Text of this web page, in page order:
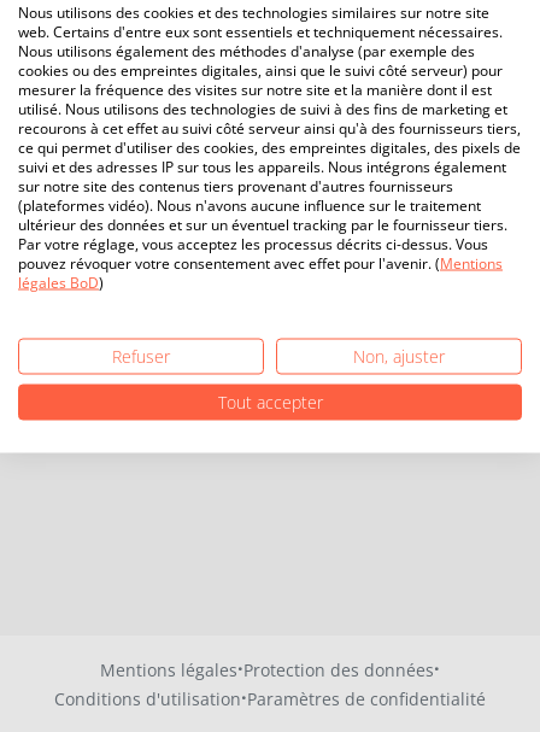
Mentions légales·Protection des données·
Conditions d'utilisation·Paramètres de confidentialité
Nous utilisons des cookies et des technologies similaires sur notre site
web. Certains d'entre eux sont essentiels et techniquement nécessaires.
Nous utilisons également des méthodes d'analyse (par exemple des
cookies ou des empreintes digitales, ainsi que le suivi côté serveur) pour
mesurer la fréquence des visites sur notre site et la manière dont il est
utilisé. Nous utilisons des technologies de suivi à des fins de marketing et
recourons à cet effet au suivi côté serveur ainsi qu'à des fournisseurs tiers,
ce qui permet d'utiliser des cookies, des empreintes digitales, des pixels de
suivi et des adresses IP sur tous les appareils. Nous intégrons également
sur notre site des contenus tiers provenant d'autres fournisseurs
(plateformes vidéo). Nous n'avons aucune influence sur le traitement
ultérieur des données et sur un éventuel tracking par le fournisseur tiers.
Par votre réglage, vous acceptez les processus décrits ci-dessus. Vous
pouvez révoquer votre consentement avec effet pour l'avenir. (Mentions
légales BoD)
Refuser
Non, ajuster
Tout accepter